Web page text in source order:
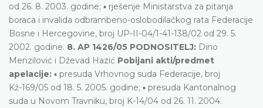
od 26. 8. 2003. godine; ▪ rješenje Ministarstva za pitanja
boraca i invalida odbrambeno-oslobodilačkog rata Federacije
Bosne i Hercegovine, broj UP-II-04/1-41-138/02 od 29. 5.
2002. godine. 8. AP 1426/05 PODNOSITELJ: Dino
Menzilović i Dževad Hazić Pobijani akti/predmet
apelacije: ▪ presuda Vrhovnog suda Federacije, broj
Kž-169/05 od 18. 5. 2005. godine; ▪ presuda Kantonalnog
suda u Novom Travniku, broj K-14/04 od 26. 11. 2004.